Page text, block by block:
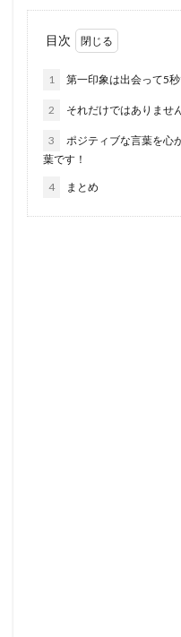
目次
1 第一印象は出会って5
2 それだけではありませ
3
ポジティブな言葉を心
葉です！
4 まとめ